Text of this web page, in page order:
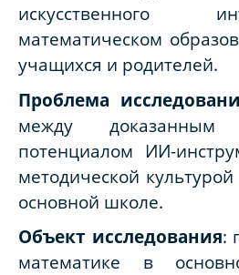
искусственного
математическом
учащихся и родителей.
Проблема
между доказанным
потенциалом ИИ-
методической
основной школе.
Объект исследования:
математике в